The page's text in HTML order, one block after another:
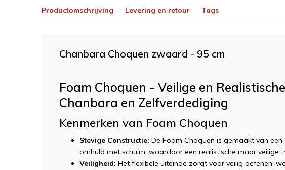
Productomschrijving Levering en retour Tags
Chanbara Choquen zwaard - 95 cm
Foam Choquen - Veilige en
Chanbara en Zelfverdediging
Kenmerken van Foam Choquen
Stevige Constructie: De Foam Choquen is gemaakt van een
omhuld met schuim, waardoor een realistische maar veilige
Veiligheid: Het flexibele uiteinde zorgt voor veilig oefenen,